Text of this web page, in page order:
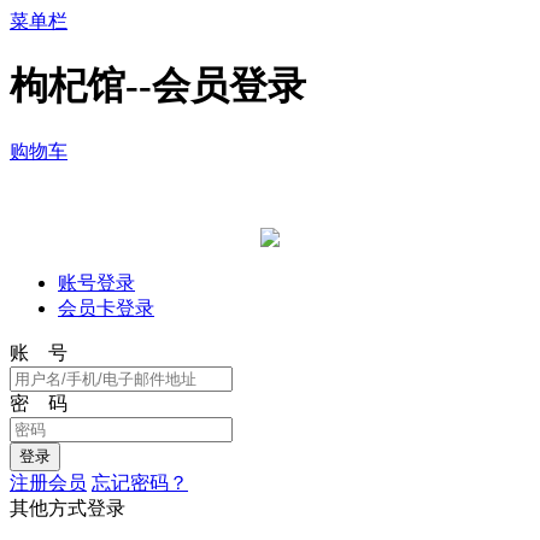
菜单栏
枸杞馆--会员登录
购物车
账号登录
会员卡登录
账 号
密 码
注册会员 忘记密码？
其他方式登录